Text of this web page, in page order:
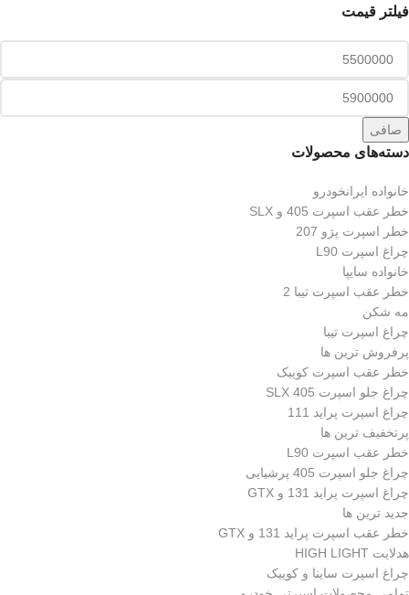
فیلتر قیمت
صافی
دسته‌های محصولات
خانواده ایرانخودرو
خطر عقب اسپرت 405 و SLX
خطر اسپرت پژو 207
چراغ اسپرت L90
خانواده سایپا
خطر عقب اسپرت تیبا 2
مه شکن
چراغ اسپرت تیبا
پرفروش ترین ها
خطر عقب اسپرت کوییک
چراغ جلو اسپرت 405 SLX
چراغ اسپرت پراید 111
پرتخفیف ترین ها
خطر عقب اسپرت L90
چراغ جلو اسپرت 405 پرشیایی
چراغ اسپرت پراید 131 و GTX
جدید ترین ها
خطر عقب اسپرت پراید 131 و GTX
هدلایت HIGH LIGHT
چراغ اسپرت ساینا و کوییک